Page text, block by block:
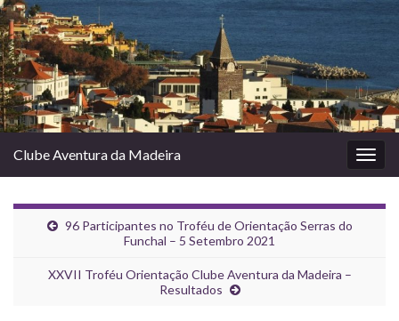
Clube Aventura da Madeira
96 Participantes no Troféu de Orientação Serras do
Funchal – 5 Setembro 2021
XXVII Troféu Orientação Clube Aventura da Madeira –
Resultados